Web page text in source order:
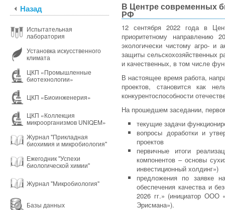
Назад
Испытательная
лаборатория
Установка искусственного
климата
ЦКП «Промышленные
биотехнологии»
ЦКП «Биоинженерия»
ЦКП «Коллекция
микроорганизмов UNIQEM»
Журнал "Прикладная
биохимия и микробиология"
Ежегодник "Успехи
биологической химии"
Журнал "Микробиология"
Базы данных
В Центре современных
РФ
12 сентября 2022 года в
приоритетному направлению
экологически чистому агро- и
защиты сельскохозяйственных
и качественных, в том числе
В настоящее время работа,
проектов, становится как
конкурентоспособности
На прошедшем заседании,
текущие задачи
вопросы доработки и
проектов
первичные итоги
компонентов – основы
инвестиционный холдинг»)
предложения по заявке
обеспечения качества и
2026 гг.» (инициатор ООО
Эрисмана»).